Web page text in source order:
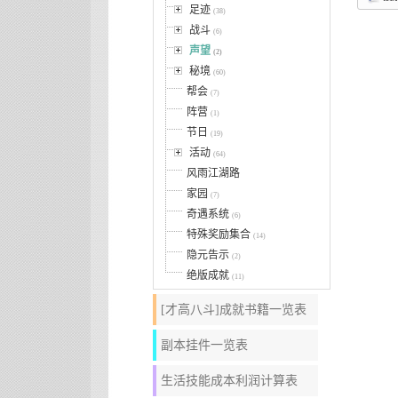
足迹 (38)
战斗 (6)
声望 (2)
秘境 (60)
帮会 (7)
阵营 (1)
节日 (19)
活动 (64)
风雨江湖路
家园 (7)
奇遇系统 (6)
特殊奖励集合 (14)
隐元告示 (2)
绝版成就 (11)
[才高八斗]成就书籍一览表
副本挂件一览表
生活技能成本利润计算表